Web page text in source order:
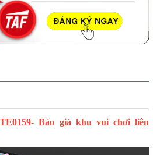
Báo giá khu vui chơi liên